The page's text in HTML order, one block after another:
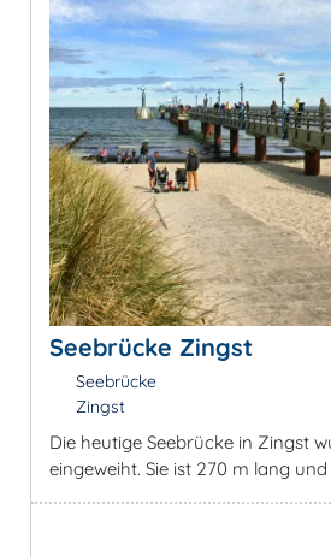
Seebrücke Zingst
Seebrücke
Zingst
Die heutige Seebrücke in Zingst
eingeweiht. Sie ist 270 m lang